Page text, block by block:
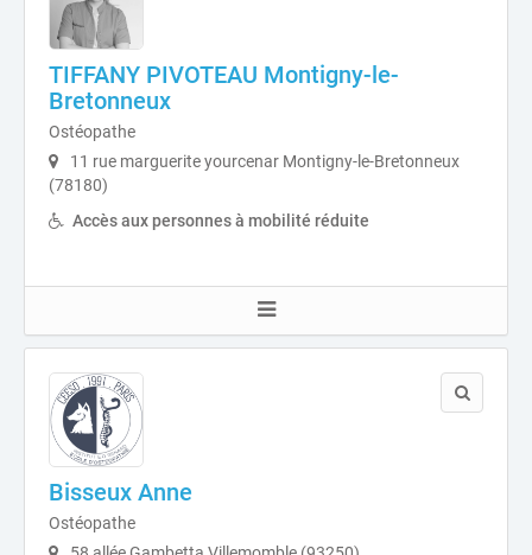
TIFFANY PIVOTEAU Montigny-le-
Bretonneux
Ostéopathe
11 rue marguerite yourcenar Montigny-le-Bretonneux
(78180)
Accès aux personnes à mobilité réduite
Bisseux Anne
Ostéopathe